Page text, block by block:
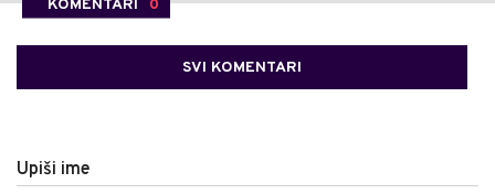
KOMENTARI 0
SVI KOMENTARI
Upiši ime